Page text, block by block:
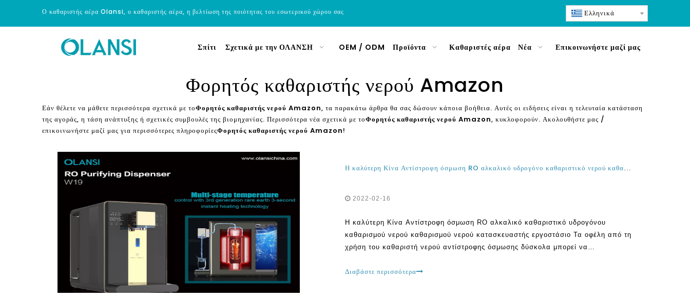
Ο καθαριστής αέρα Olansi, ο καθαριστής αέρα, η βελτίωση της ποιότητας του εσωτερικού χώρου σας Ελληνικά
Σπίτι Σχετικά με την ΟΛΑΝΣΗ OEM / ODM Προϊόντα Καθαριστές αέρα Νέα Επικοινωνήστε μαζί μας
Φορητός καθαριστής νερού Amazon
Εάν θέλετε να μάθετε περισσότερα σχετικά με τοΦορητός καθαριστής νερού Amazon, τα παρακάτω άρθρα θα σας δώσουν κάποια βοήθεια. Αυτές οι ειδήσεις είναι η τελευταία κατάσταση
της αγοράς, η τάση ανάπτυξης ή σχετικές συμβουλές της βιομηχανίας. Περισσότερα νέα σχετικά με τοΦορητός καθαριστής νερού Amazon, κυκλοφορούν. Ακολουθήστε μας /
επικοινωνήστε μαζί μας για περισσότερες πληροφορίεςΦορητός καθαριστής νερού Amazon!
Η καλύτερη Κίνα Αντίστροφη όσμωση RO αλκαλικό υδρογόνο καθαριστικό νερού καθαριστής νερού κατασκευαστής εργοστάσιο
2022-02-16
Η καλύτερη Κίνα Αντίστροφη όσμωση RO αλκαλικό καθαριστικό υδρογόνου
καθαρισμού νερού καθαρισμού νερού κατασκευαστής εργοστάσιο Τα οφέλη από τη
χρήση του καθαριστή νερού αντίστροφης όσμωσης δύσκολα μπορεί να
καθαρό και πόσιμο νερό, απαλλαγείτε από τα βακτήρια
Διαβάστε περισσότερα